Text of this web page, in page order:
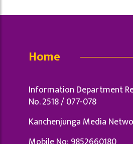
Home
Information Department
No. 2518 / 077-078
Kanchenjunga Media